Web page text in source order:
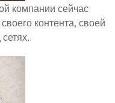
компании сейчас
контента, своей